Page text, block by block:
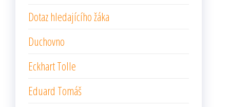
Dotaz hledajícího žáka
Duchovno
Eckhart Tolle
Eduard Tomáš